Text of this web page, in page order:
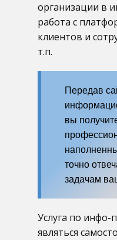
организации в
работа с
клиентов и
т.п.
Передав
вы
точно
задачам
Услуга по инфо-
являться